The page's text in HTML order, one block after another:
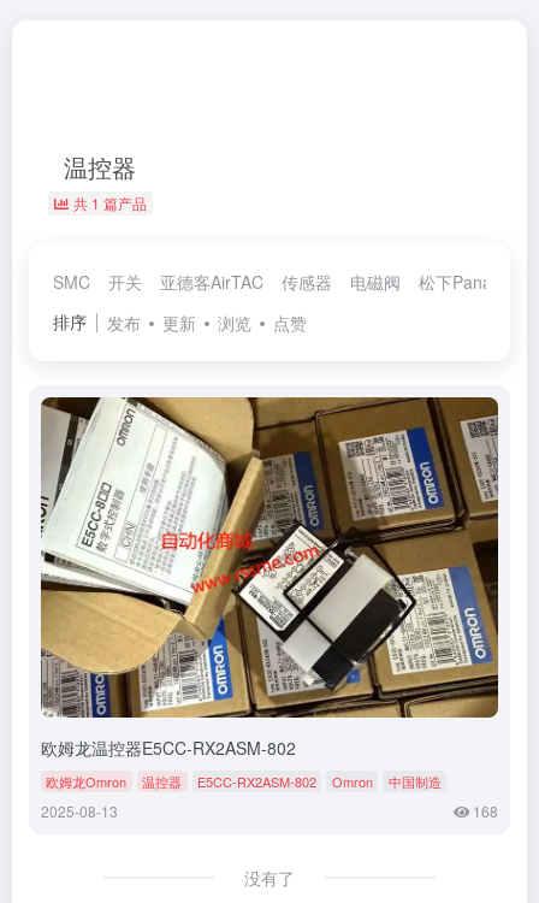
温控器
共 1 篇产品
SMC 开关 亚德客AirTAC 传感器 电磁阀
松下Panasonic
排序
发布 更新 浏览 点赞
欧姆龙温控器E5CC-RX2ASM-802
欧姆龙Omron 温控器 E5CC-RX2ASM-802 Omron 中国制造
2025-08-13 168
没有了